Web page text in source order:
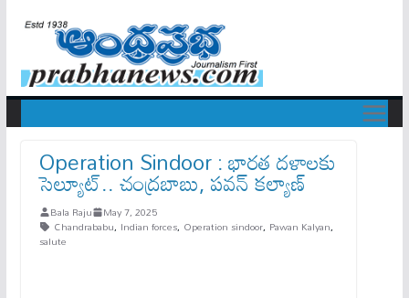
Operation Sindoor : భార‌త ద‌ళాల‌కు
సెల్యూట్.. చంద్రబాబు, ప‌వ‌న్ క‌ల్యాణ్
Bala Raju May 7, 2025
Chandrababu, Indian forces, Operation sindoor, Pawan Kalyan,
salute